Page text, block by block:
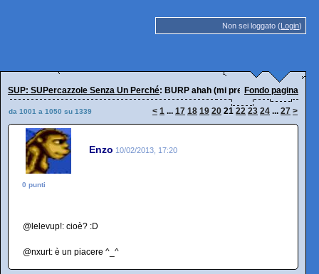
Non sei loggato (Login)
SUP: SUPercazzole Senza Un Perché: BURP ahah (mi presento)Fondo pagina
da 1001 a 1050 su 1339 < 1 ... 17 18 19 20 21 22 23 24 ... 27 >
Enzo 10/02/2013, 17:20
0 punti
@lelevup!: cioè? :D
@nxurt: è un piacere ^_^